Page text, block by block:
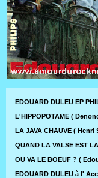
EDOUARD DULEU EP
L'HIPPOPOTAME (
LA JAVA CHAUVE (
QUAND LA VALSE EST
OU VA LE BOEUF ? (
EDOUARD DULEU à l'